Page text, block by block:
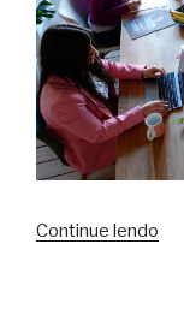
Continue lendo